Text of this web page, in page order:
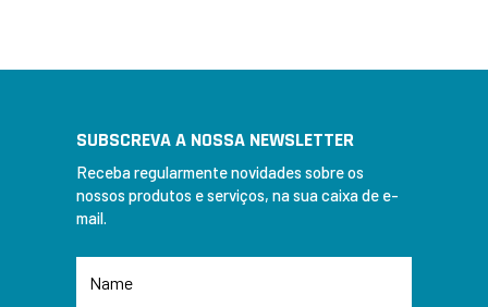
SUBSCREVA A NOSSA NEWSLETTER
Receba regularmente novidades sobre os
nossos produtos e serviços, na sua caixa de e-
mail.